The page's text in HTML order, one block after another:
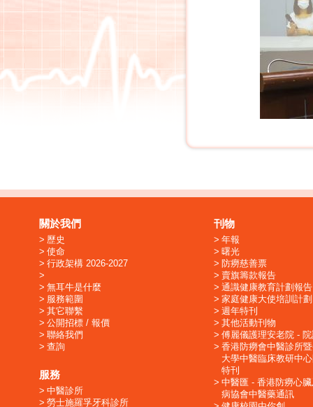
關於我們
歷史
使命
行政架構 2026-2027
無耳牛是什麼
服務範圍
其它聯繫
公開招標 / 報價
聯絡我們
查詢
服務
中醫診所
勞士施羅孚牙科診所
刊物
年報
曙光
防癆慈善票
賣旗籌款報告
通識健康教育計劃報告
家庭健康大使培訓計劃
週年特刊
其他活動刊物
傅麗儀護理安老院 -
香港防癆會中醫診所
大學中醫臨床教研中
特刊
中醫匯 - 香港防癆心
病協會中醫藥通訊